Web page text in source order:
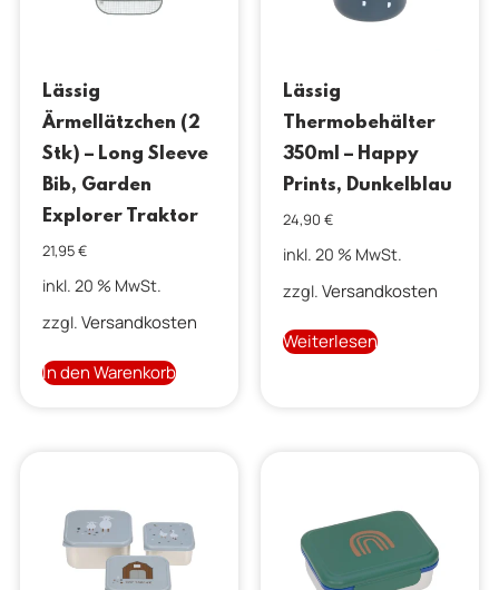
Lässig
Ärmellätzchen (2
Stk) – Long Sleeve
Bib, Garden
Explorer Traktor
21,95€
inkl. 20 % MwSt.
zzgl. Versandkosten
In den Warenkorb
Lässig
Thermobehälter
350ml – Happy
Prints, Dunkelblau
24,90 €
inkl. 20 % MwSt.
zzgl. Versandkosten
Weiterlesen